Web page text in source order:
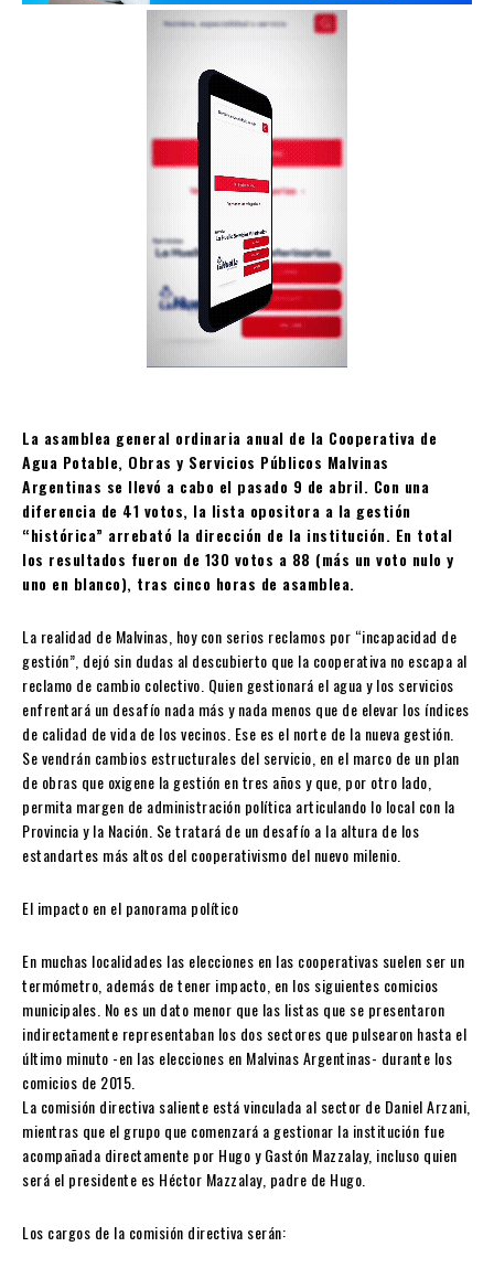
La asamblea general ordinaria anual de la Cooperativa de
Agua Potable, Obras y Servicios Públicos Malvinas
Argentinas se llevó a cabo el pasado 9 de abril. Con una
diferencia de 41 votos, la lista opositora a la gestión
“histórica” arrebató la dirección de la institución. En total
los resultados fueron de 130 votos a 88 (más un voto nulo y
uno en blanco), tras cinco horas de asamblea.
La realidad de Malvinas, hoy con serios reclamos por “incapacidad de
gestión”, dejó sin dudas al descubierto que la cooperativa no escapa al
reclamo de cambio colectivo. Quien gestionará el agua y los servicios
enfrentará un desafío nada más y nada menos que de elevar los índices
de calidad de vida de los vecinos. Ese es el norte de la nueva gestión.
Se vendrán cambios estructurales del servicio, en el marco de un plan
de obras que oxigene la gestión en tres años y que, por otro lado,
permita margen de administración política articulando lo local con la
Provincia y la Nación. Se tratará de un desafío a la altura de los
estandartes más altos del cooperativismo del nuevo milenio.
El impacto en el panorama político
En muchas localidades las elecciones en las cooperativas suelen ser un
termómetro, además de tener impacto, en los siguientes comicios
municipales. No es un dato menor que las listas que se presentaron
indirectamente representaban los dos sectores que pulsearon hasta el
último minuto -en las elecciones en Malvinas Argentinas- durante los
comicios de 2015.
La comisión directiva saliente está vinculada al sector de Daniel Arzani,
mientras que el grupo que comenzará a gestionar la institución fue
acompañada directamente por Hugo y Gastón Mazzalay, incluso quien
será el presidente es Héctor Mazzalay, padre de Hugo.
Los cargos de la comisión directiva serán: